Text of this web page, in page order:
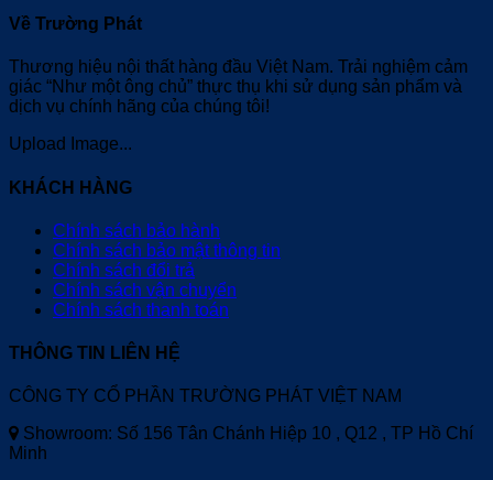
Về Trường Phát
Thương hiệu nội thất hàng đầu Việt Nam. Trải nghiệm cảm
giác “Như một ông chủ” thực thụ khi sử dụng sản phẩm và
dịch vụ chính hãng của chúng tôi!
Upload Image...
KHÁCH HÀNG
Chính sách bảo hành
Chính sách bảo mật thông tin
Chính sách đổi trả
Chính sách vận chuyển
Chính sách thanh toán
THÔNG TIN LIÊN HỆ
CÔNG TY CỔ PHẦN TRƯỜNG PHÁT VIỆT NAM
Showroom: Số 156 Tân Chánh Hiệp 10 , Q12 , TP Hồ Chí
Minh